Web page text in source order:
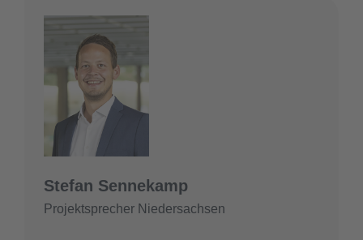
Stefan Sennekamp
Projektsprecher Niedersachsen